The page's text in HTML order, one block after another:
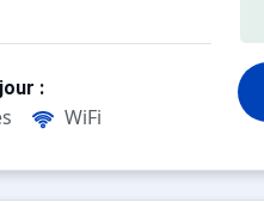
et bien équipée
pain et cafetière
2 lits superposés
et lavabo.
:
WiFi